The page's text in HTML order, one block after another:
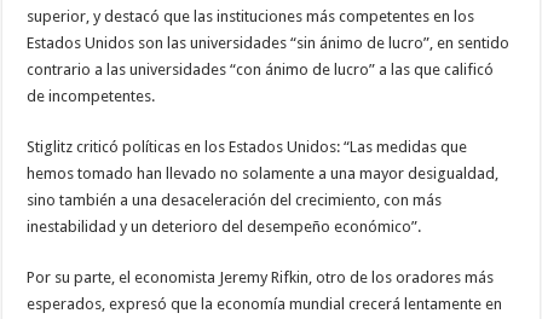
superior, y destacó que las instituciones más competentes en los
Estados Unidos son las universidades “sin ánimo de lucro”, en sentido
contrario a las universidades “con ánimo de lucro” a las que calificó
de incompetentes.
Stiglitz criticó políticas en los Estados Unidos: “Las medidas que
hemos tomado han llevado no solamente a una mayor desigualdad,
sino también a una desaceleración del crecimiento, con más
inestabilidad y un deterioro del desempeño económico”.
Por su parte, el economista Jeremy Rifkin, otro de los oradores más
esperados, expresó que la economía mundial crecerá lentamente en